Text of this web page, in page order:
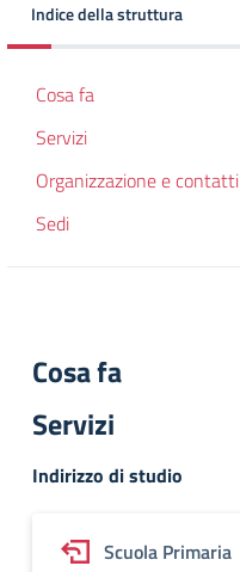
Indice della struttura
Cosa fa
Servizi
Organizzazione e contatti
Sedi
Cosa fa
Servizi
Indirizzo di studio
Scuola Primaria